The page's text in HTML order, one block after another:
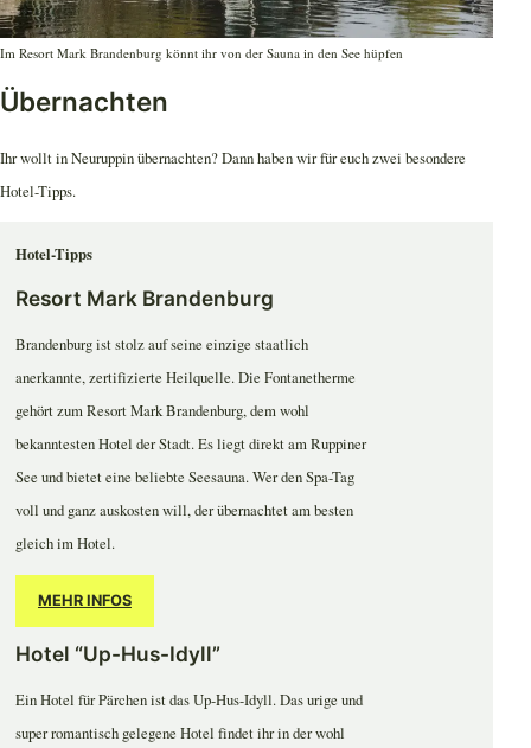
Im Resort Mark Brandenburg könnt ihr von der Sauna in den See hüpfen
Übernachten
Ihr wollt in Neuruppin übernachten? Dann haben wir für euch zwei besondere
Hotel-Tipps.
Hotel-Tipps
Resort Mark Brandenburg
Brandenburg ist stolz auf seine einzige staatlich
anerkannte, zertifizierte Heilquelle. Die Fontanetherme
gehört zum Resort Mark Brandenburg, dem wohl
bekanntesten Hotel der Stadt. Es liegt direkt am Ruppiner
See und bietet eine beliebte Seesauna. Wer den Spa-Tag
voll und ganz auskosten will, der übernachtet am besten
gleich im Hotel.
MEHR INFOS
Hotel “Up-Hus-Idyll”
Ein Hotel für Pärchen ist das Up-Hus-Idyll. Das urige und
super romantisch gelegene Hotel findet ihr in der wohl